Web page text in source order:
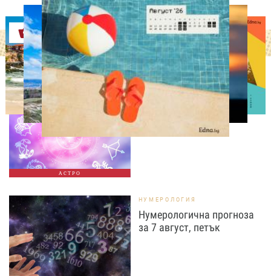
Оферти
АСТРО
АСТРОЛОГИЯ
Дневен хороскоп за 7
август, петък
НУМЕРОЛОГИЯ
Нумерологична прогноза
за 7 август, петък